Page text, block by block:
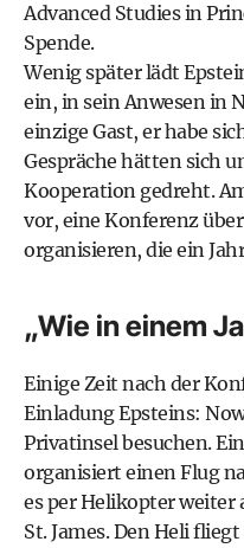
Advanced Studies in
Spende.
Wenig später lädt
ein, in sein Anwesen in
einzige Gast, er habe
Gespräche hätten sich
Kooperation gedreht.
vor, eine Konferenz
organisieren, die ein
„Wie in einem
Einige Zeit nach der
Einladung Epsteins:
Privatinsel besuchen.
organisiert einen Flug
es per Helikopter weiter
St. James. Den Heli